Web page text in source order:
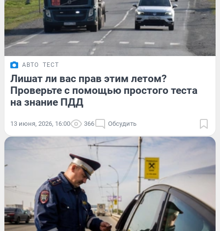
АВТО ТЕСТ
Лишат ли вас прав этим летом?
Проверьте с помощью простого теста
на знание ПДД
13 июня, 2026, 16:00 366 Обсудить